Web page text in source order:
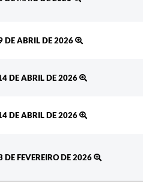
DE ABRIL DE 2026
DE ABRIL DE 2026
DE ABRIL DE 2026
DE FEVEREIRO DE 2026